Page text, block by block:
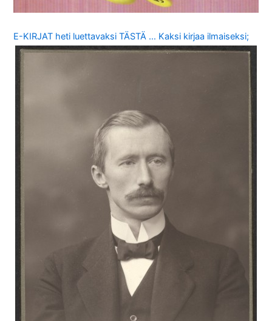
E-KIRJAT heti luettavaksi TÄSTÄ … Kaksi kirjaa ilmaiseksi;